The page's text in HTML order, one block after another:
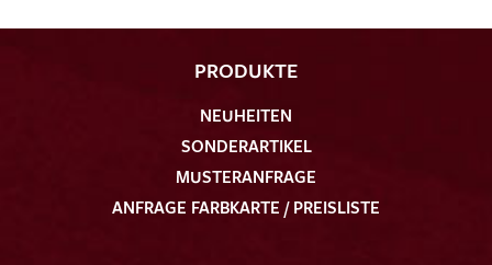
PRODUKTE
NEUHEITEN
SONDERARTIKEL
MUSTERANFRAGE
ANFRAGE FARBKARTE / PREISLISTE